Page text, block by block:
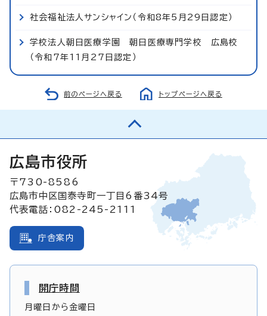
社会福祉法人サンシャイン（令和8年5月29日認定）
学校法人朝日医療学園 朝日医療専門学校 広島校
（令和7年11月27日認定）
前のページへ戻る トップページへ戻る
広島市役所
〒730-8586
広島市中区国泰寺町一丁目6番34号
代表電話：082-245-2111
庁舎案内
開庁時間
月曜日から金曜日